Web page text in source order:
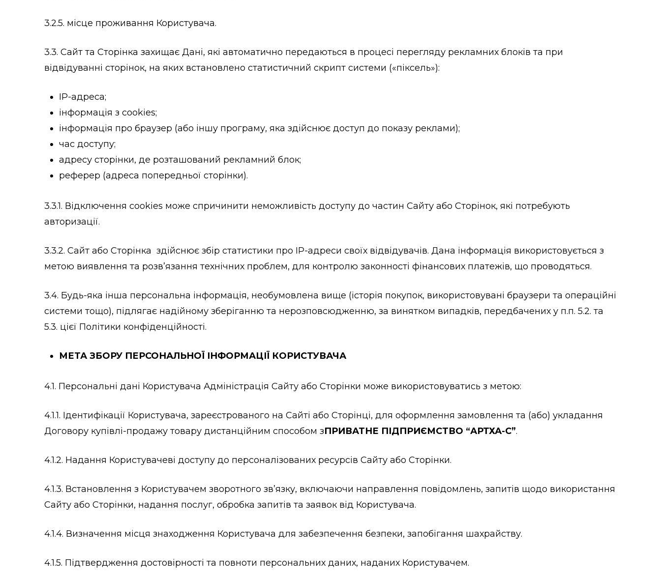
3.2.5. місце проживання Користувача.
3.3. Сайт та Сторінка захищає Дані, які автоматично передаються в процесі перегляду рекламних блоків та при
відвідуванні сторінок, на яких встановлено статистичний скрипт системи («піксель»):
IP-адреса;
інформація з cookies;
інформація про браузер (або іншу програму, яка здійснює доступ до показу реклами);
час доступу;
адресу сторінки, де розташований рекламний блок;
реферер (адреса попередньої сторінки).
3.3.1. Відключення cookies може спричинити неможливість доступу до частин Сайту або Сторінок, які потребують
авторизації.
3.3.2. Сайт або Сторінка здійснює збір статистики про IP-адреси своїх відвідувачів. Дана інформація використовується з
метою виявлення та розв’язання технічних проблем, для контролю законності фінансових платежів, що проводяться.
3.4. Будь-яка інша персональна інформація, необумовлена вище (історія покупок, використовувані браузери та операційні
системи тощо), підлягає надійному зберіганню та нерозповсюдженню, за винятком випадків, передбачених у п.п. 5.2. та
5.3. цієї Політики конфіденційності.
МЕТА ЗБОРУ ПЕРСОНАЛЬНОЇ ІНФОРМАЦІЇ КОРИСТУВАЧА
4.1. Персональні дані Користувача Адміністрація Сайту або Сторінки може використовуватись з метою:
4.1.1. Ідентифікації Користувача, зареєстрованого на Сайті або Сторінці, для оформлення замовлення та (або) укладання
Договору купівлі-продажу товару дистанційним способом зПРИВАТНЕ ПІДПРИЄМСТВО “АРТХА-С”.
4.1.2. Надання Користувачеві доступу до персоналізованих ресурсів Сайту або Сторінки.
4.1.3. Встановлення з Користувачем зворотного зв’язку, включаючи направлення повідомлень, запитів щодо використання
Сайту або Сторінки, надання послуг, обробка запитів та заявок від Користувача.
4.1.4. Визначення місця знаходження Користувача для забезпечення безпеки, запобігання шахрайству.
4.1.5. Підтвердження достовірності та повноти персональних даних, наданих Користувачем.